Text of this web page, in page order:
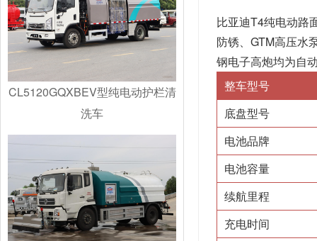
CL5120GQXBEV型纯电动护栏清
洗车
比亚迪T4纯电动路
防锈、GTM高压水
钢电子高炮均为自
整车型号
底盘型号
电池品牌
电池容量
续航里程
充电时间